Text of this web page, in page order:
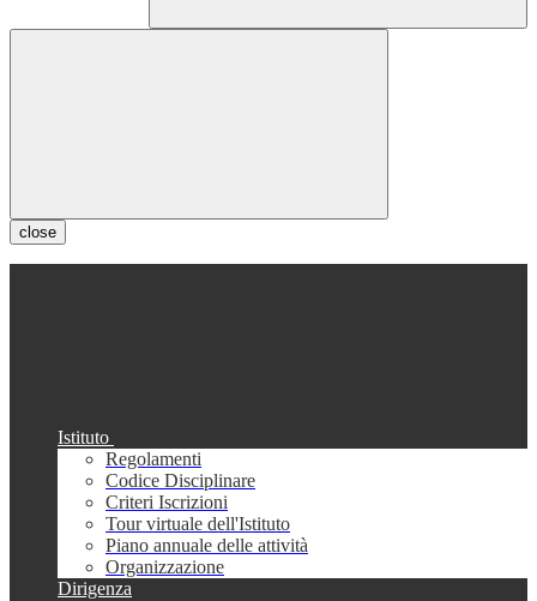
close
Istituto
Regolamenti
Codice Disciplinare
Criteri Iscrizioni
Tour virtuale dell'Istituto
Piano annuale delle attività
Organizzazione
Dirigenza